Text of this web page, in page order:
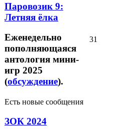
Паровозик 9:
Летняя ёлка
Еженедельно
пополняющаяся
антология мини-
игр 2025
(обсуждение).
31
Есть новые сообщения
ЗОК 2024